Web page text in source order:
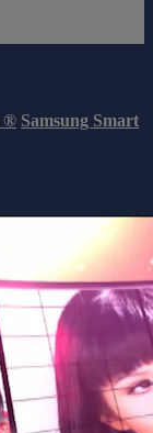
® Samsung Smart